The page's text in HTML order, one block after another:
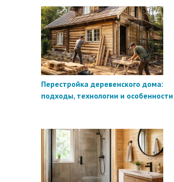
Перестройка деревенского дома:
подходы, технологии и особенности